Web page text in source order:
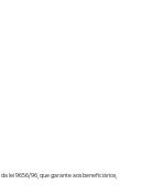
lei 9656/96, que garante aos beneficiários,